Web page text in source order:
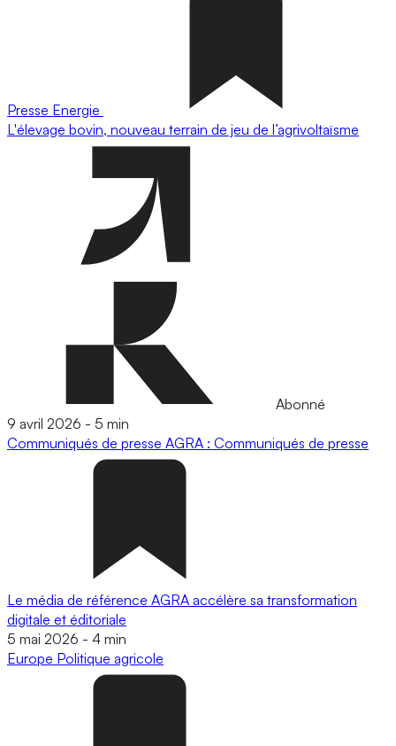
Presse Energie
L'élevage bovin, nouveau terrain de jeu de l’agrivoltaïsme
Abonné
9 avril 2026 - 5 min
Communiqués de presse AGRA : Communiqués de presse
Le média de référence AGRA accélère sa transformation
digitale et éditoriale
5 mai 2026 - 4 min
Europe Politique agricole